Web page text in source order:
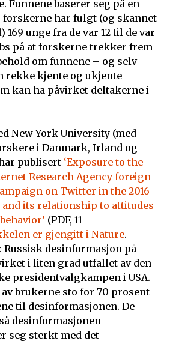
Funnene baserer seg på en
forskerne har fulgt (og skannet
169 unge fra de var 12 til de var
på at forskerne trekker frem
om funnene – og selv
rekke kjente og ukjente
kan ha påvirket deltakerne i
New York University (med
i Danmark, Irland og
publisert ‘Exposure to the
Research Agency foreign
on Twitter in the 2016
and its relationship to attitudes
(PDF, 11
er gjengitt i Nature.
Russisk desinformasjon på
i liten grad utfallet av den
presidentvalgkampen i USA.
brukerne sto for 70 prosent
til desinformasjonen. De
desinformasjonen
seg sterkt med det